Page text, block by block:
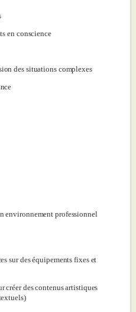
en conscience
des situations complexes
environnement professionnel
sur des équipements fixes et
créer des contenus artistiques